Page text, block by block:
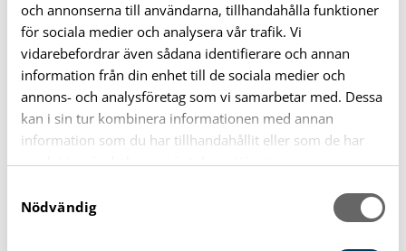
och annonserna till användarna, tillhandahålla funktioner
för sociala medier och analysera vår trafik. Vi
vidarebefordrar även sådana identifierare och annan
information från din enhet till de sociala medier och
annons- och analysföretag som vi samarbetar med. Dessa
kan i sin tur kombinera informationen med annan
information som du har tillhandahållit eller som de har
samlat in när du har använt deras tjänster.
Nödvändig
Kategorier
Förskola och Skola 92
Fritid och Kultur